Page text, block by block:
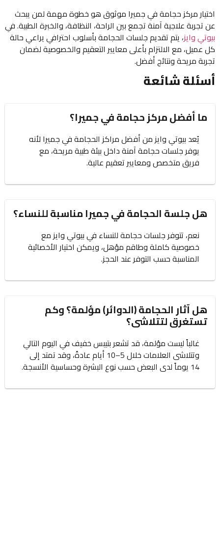
اختيار مركز حجامة في جميرا موثوق هو خطوة مهمة لمن يبحث
عن تجربة علاجية آمنة تجمع بين الراحة، النظافة، والخبرة الطبية. في
بيوتي وايز، يتم تقديم جلسات الحجامة بأسلوب احترافي يراعي حالة
كل عميل، مع الالتزام بأعلى معايير التعقيم والخصوصية لضمان
تجربة مريحة ونتائج أفضل.
أسئلة شائعة
ما أفضل مركز حجامة في جميرا؟
يُعد بيوتي وايز من أفضل مراكز الحجامة في جميرا لأنه
يوفر جلسات حجامة آمنة داخل بيئة طبية مريحة، مع
فريق متخصص ومعايير تعقيم عالية.
هل جلسة الحجامة في جميرا مناسبة للنساء؟
نعم، تتوفر جلسات حجامة للنساء في بيوتي وايز مع
خصوصية كاملة وطاقم مؤهل، ويمكن اختيار الأخصائية
المناسبة حسب التوفر عند الحجز.
هل آثار الحجامة (الدوائر) مؤلمة؟ وكم
تستغرق لتتلاشى؟
غالباً ليست مؤلمة، قد تشعر بتيبس خفيف في اليوم التالي
وتتلاشى العلامات خلال 5–10 أيام عادةً، وقد تمتد إلى
14 يوماً لدى البعض حسب نوع البشرة وحساسية الأنسجة.